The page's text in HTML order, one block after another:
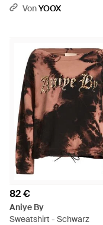
VonYOOX
82 €
Aniye By
Sweatshirt - Schwarz